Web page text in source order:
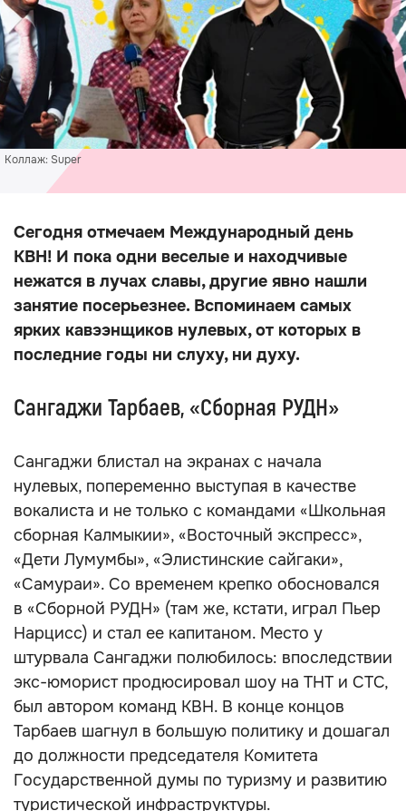
Коллаж: Super
Сегодня отмечаем Международный день
КВН! И пока одни веселые и находчивые
нежатся в лучах славы, другие явно нашли
занятие посерьезнее. Вспоминаем самых
ярких кавээнщиков нулевых, от которых в
последние годы ни слуху, ни духу.
Сангаджи Тарбаев, «Сборная РУДН»
Сангаджи блистал на экранах с начала
нулевых, попеременно выступая в качестве
вокалиста и не только с командами «Школьная
сборная Калмыкии», «Восточный экспресс»,
«Дети Лумумбы», «Элистинские сайгаки»,
«Самураи». Со временем крепко обосновался
в «Сборной РУДН» (там же, кстати, играл Пьер
Нарцисс) и стал ее капитаном. Место у
штурвала Сангаджи полюбилось: впоследствии
экс-юморист продюсировал шоу на ТНТ и СТС,
был автором команд КВН. В конце концов
Тарбаев шагнул в большую политику и дошагал
до должности председателя Комитета
Государственной думы по туризму и развитию
туристической инфраструктуры.